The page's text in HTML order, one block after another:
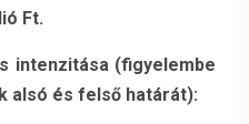
Ft.
intenzitása (figyelembe
alsó és felső határát):